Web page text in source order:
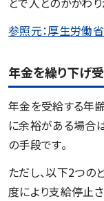
参照元：厚生労働
年金を繰り下げ
年金を受給する年
に余裕がある場合
の手段です。
ただし、以下2つの
度により支給停止